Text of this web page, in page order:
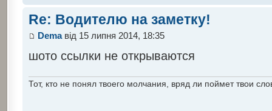
Re: Водителю на заметку!
Demaвід 15 липня 2014, 18:35
шото ссылки не открываются
Тот, кто не понял твоего молчания, вряд ли поймет твои